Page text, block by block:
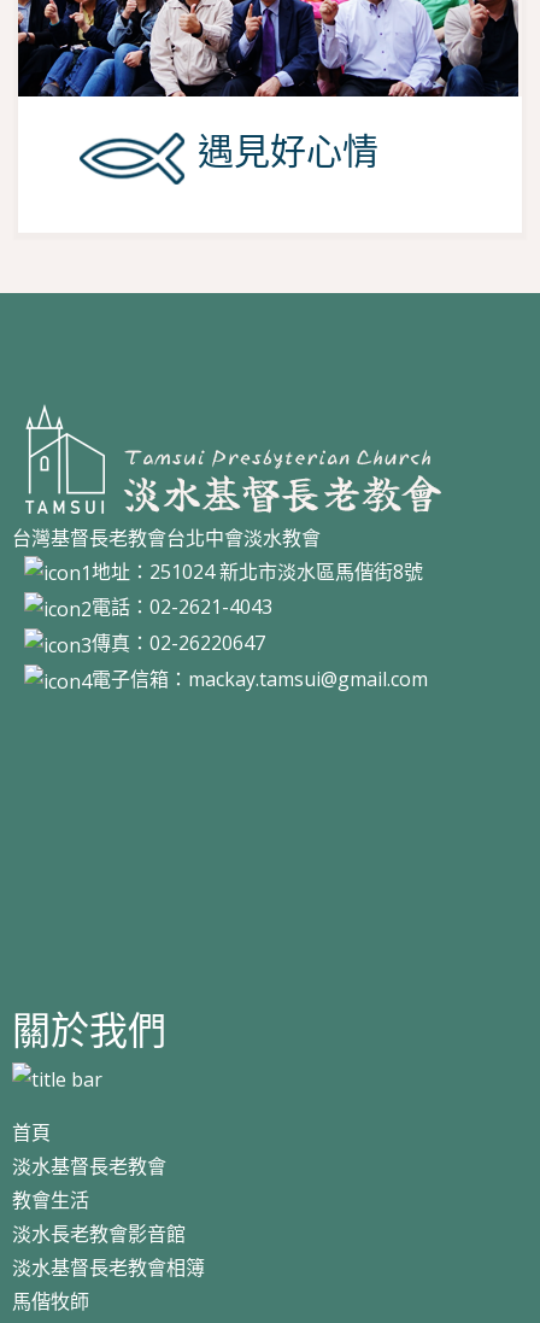
遇見好心情
台灣基督長老教會台北中會淡水教會
地址：251024 新北市淡水區馬偕街8號
電話：02-2621-4043
傳真：02-26220647
電子信箱： mackay.tamsui@gmail.com
關於我們
首頁
淡水基督長老教會
教會生活
淡水長老教會影音館
淡水基督長老教會相簿
馬偕牧師